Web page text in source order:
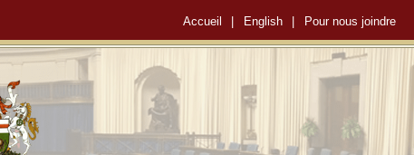
Accueil English Pour nous joindre